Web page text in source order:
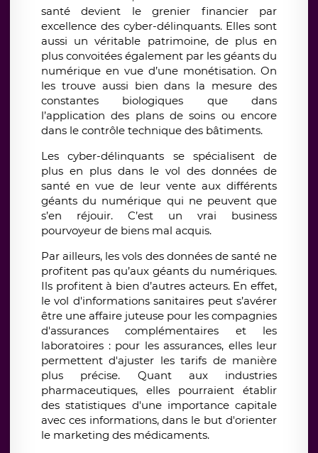
santé devient le grenier financier par
excellence des cyber-délinquants. Elles sont
aussi un véritable patrimoine, de plus en
plus convoitées également par les géants du
numérique en vue d’une monétisation. On
les trouve aussi bien dans la mesure des
constantes biologiques que dans
l’application des plans de soins ou encore
dans le contrôle technique des bâtiments.
Les cyber-délinquants se spécialisent de
plus en plus dans le vol des données de
santé en vue de leur vente aux différents
géants du numérique qui ne peuvent que
s’en réjouir. C’est un vrai business
pourvoyeur de biens mal acquis.
Par ailleurs, les vols des données de santé ne
profitent pas qu’aux géants du numériques.
Ils profitent à bien d’autres acteurs. En effet,
le vol d'informations sanitaires peut s’avérer
être une affaire juteuse pour les compagnies
d'assurances complémentaires et les
laboratoires : pour les assurances, elles leur
permettent d'ajuster les tarifs de manière
plus précise. Quant aux industries
pharmaceutiques, elles pourraient établir
des statistiques d'une importance capitale
avec ces informations, dans le but d'orienter
le marketing des médicaments.